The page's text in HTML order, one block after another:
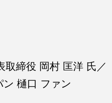
取締役 岡村 匡洋 氏／
ン 樋口 ファン